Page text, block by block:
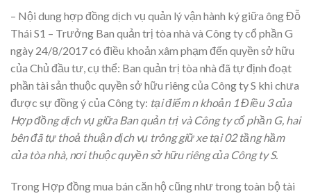
– Nội dung hợp đồng dịch vụ quản lý vận hành ký giữa ông Đỗ
Thái S1 – Trưởng Ban quản trị tòa nhà và Công ty cổ phần G
ngày 24/8/2017 có điều khoản xâm phạm đến quyền sở hữu
của Chủ đầu tư, cụ thể: Ban quản trị tòa nhà đã tự định đoạt
phần tài sản thuộc quyền sở hữu riêng của Công ty S khi chưa
được sự đồng ý của Công ty: tại điểm n khoản 1 Điều 3 của
Hợp đồng dịch vụ giữa Ban quản trị và Công ty cổ phần G, hai
bên đã tự thoả thuận dịch vụ trông giữ xe tại 02 tầng hầm
của tòa nhà, nơi thuộc quyền sở hữu riêng của Công ty S.
Trong Hợp đồng mua bán căn hộ cũng như trong toàn bộ tài